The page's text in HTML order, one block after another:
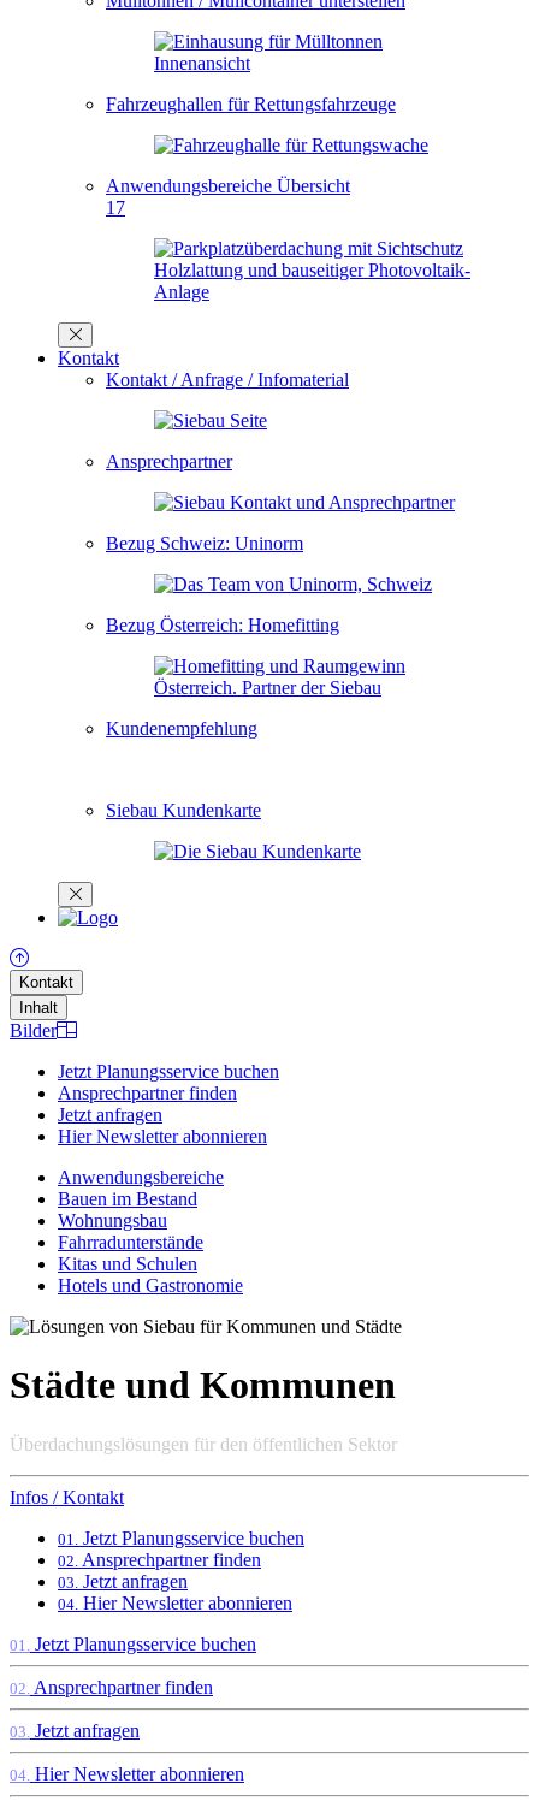
Fahrzeughallen für Rettungsfahrzeuge
Anwendungsbereiche Übersicht
17
Kontakt
Kontakt / Anfrage / Infomaterial
Ansprechpartner
Bezug Schweiz: Uninorm
Bezug Österreich: Homefitting
Kundenempfehlung
Siebau Kundenkarte
Kontakt
Inhalt
Bilder
Jetzt Planungsservice buchen
Ansprechpartner finden
Jetzt anfragen
Hier Newsletter abonnieren
Anwendungsbereiche
Bauen im Bestand
Wohnungsbau
Fahrradunterstände
Kitas und Schulen
Hotels und Gastronomie
Städte und Kommunen
Überdachungslösungen für den öffentlichen Sektor
Infos / Kontakt
01. Jetzt Planungsservice buchen
02. Ansprechpartner finden
03. Jetzt anfragen
04. Hier Newsletter abonnieren
01. Jetzt Planungsservice buchen
02. Ansprechpartner finden
03. Jetzt anfragen
04. Hier Newsletter abonnieren